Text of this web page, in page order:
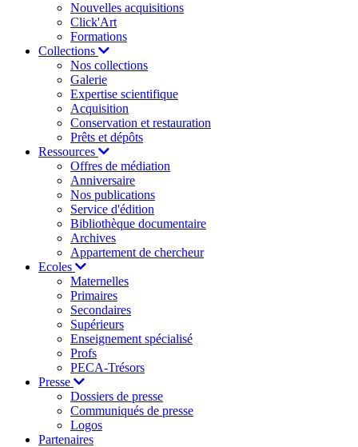
Nouvelles acquisitions
Click'Art
Formations
Collections
Nos collections
Galerie
Expertise scientifique
Acquisition
Conservation et restauration
Prêts et dépôts
Ressources
Offres de médiation
Anniversaire
Nos publications
Service d'édition
Bibliothèque documentaire
Archives
Appartement de chercheur
Ecoles
Maternelles
Primaires
Secondaires
Supérieurs
Enseignement spécialisé
Profs
PECA-Trésors
Presse
Dossiers de presse
Communiqués de presse
Logos
Partenaires